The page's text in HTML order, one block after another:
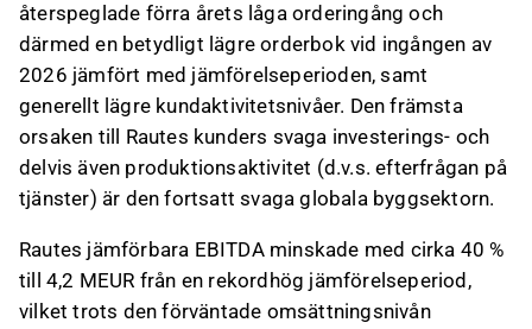
återspeglade förra årets låga orderingång och
därmed en betydligt lägre orderbok vid ingången av
2026 jämfört med jämförelseperioden, samt
generellt lägre kundaktivitetsnivåer. Den främsta
orsaken till Rautes kunders svaga investerings- och
delvis även produktionsaktivitet (d.v.s. efterfrågan på
tjänster) är den fortsatt svaga globala byggsektorn.
Rautes jämförbara EBITDA minskade med cirka 40 %
till 4,2 MEUR från en rekordhög jämförelseperiod,
vilket trots den förväntade omsättningsnivån